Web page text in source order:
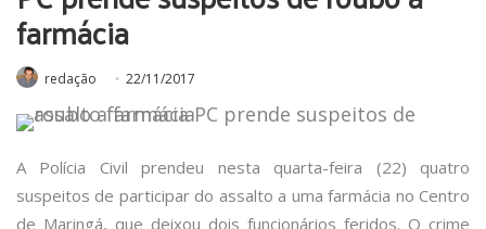
farmácia
redação 22/11/2017
A Polícia Civil prendeu nesta quarta-feira (22) quatro
suspeitos de participar do assalto a uma farmácia no Centro
de Maringá, que deixou dois funcionários feridos. O crime